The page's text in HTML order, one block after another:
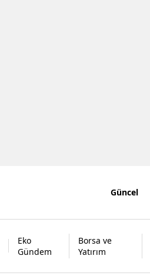
Güncel
Eko
Gündem
Borsa ve
Yatırım